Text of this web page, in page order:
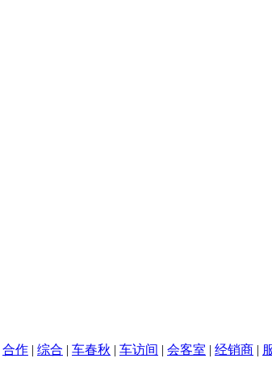
合作 | 综合 | 车春秋 | 车访间 | 会客室 | 经销商 |